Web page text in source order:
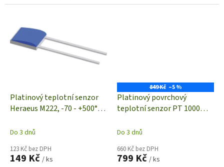
Platinový teplotní senzor
Heraeus M222, -70 - +500°C,
Do 3 dnů
123 Kč bez DPH
149 Kč / ks
849 Kč –5 %
Platinový povrchový
teplotní senzor PT 1000
Do 3 dnů
660 Kč bez DPH
799 Kč / ks